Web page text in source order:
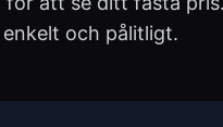
enkelt och pålitligt.